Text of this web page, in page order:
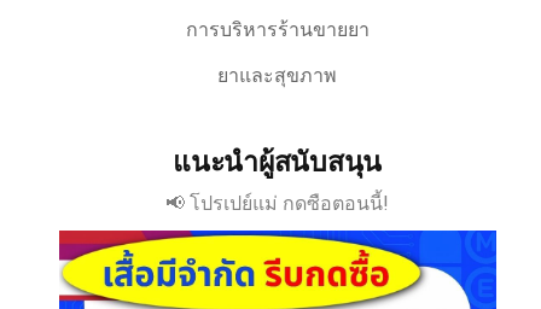
การบริหารร้านขายยา
ยาและสุขภาพ
แนะนำผู้สนับสนุน
📢 โปรเปย์แม่ กดซือตอนนี้!